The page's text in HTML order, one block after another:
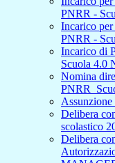
PNRR -
Incarico
PNRR -
Incarico di
Scuola 4.0
Nomina
Delibera
scolastico
Delibera